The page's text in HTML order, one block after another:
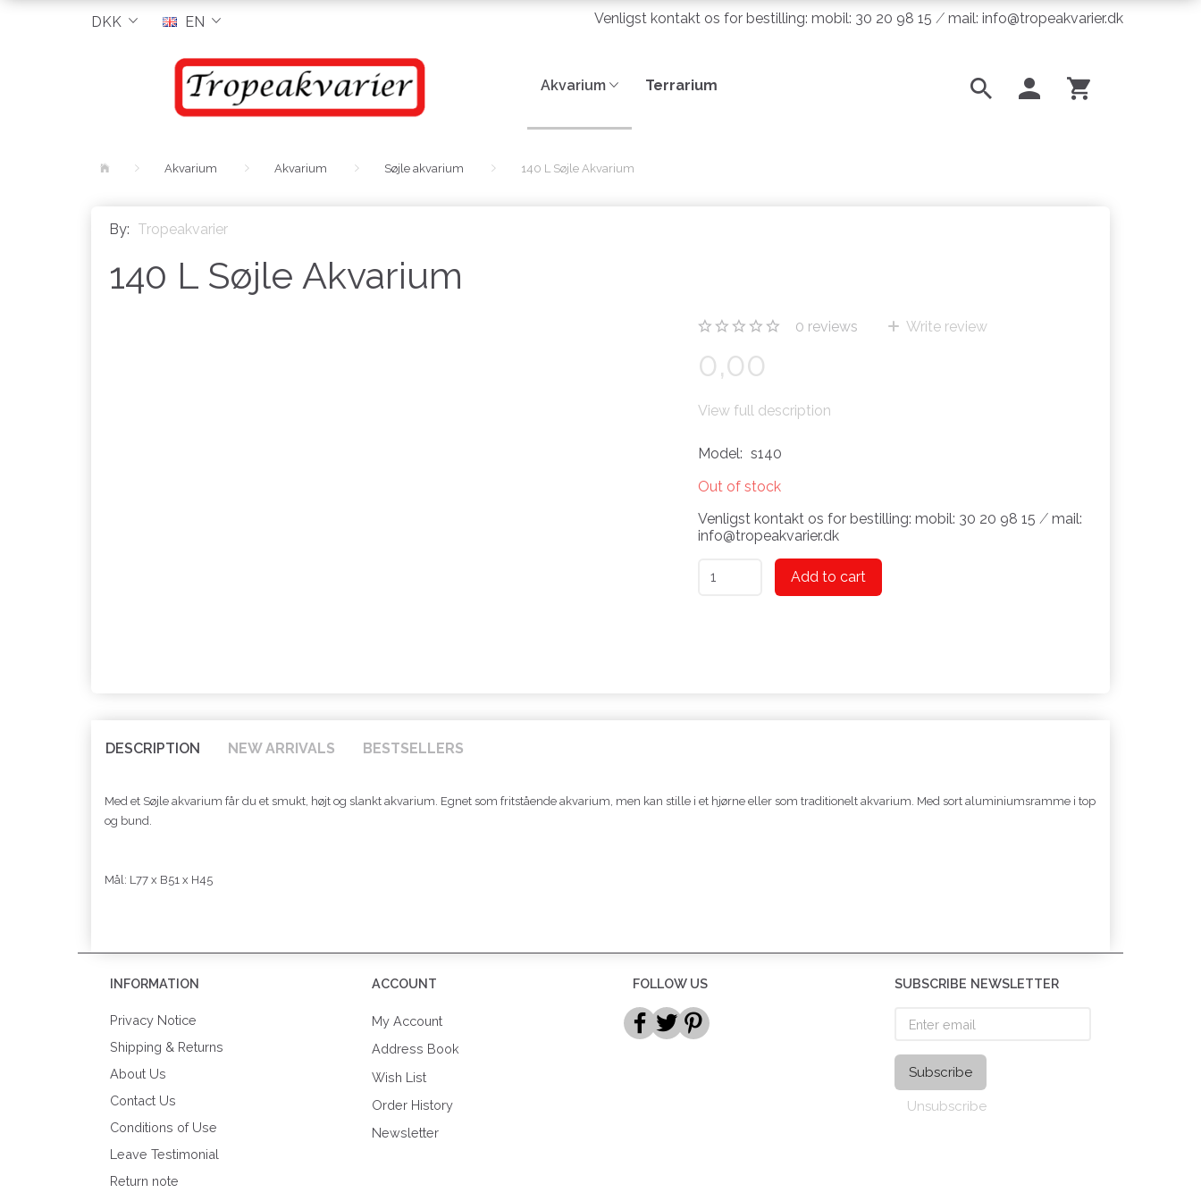
DKK EN Venligst kontakt os for bestilling: mobil: 30 20 98 15 ⁄ mail: info@tropeakvarier.dk
Akvarium Terrarium
Akvarium Akvarium Søjle akvarium 140 L Søjle Akvarium
By: Tropeakvarier
140 L Søjle Akvarium
0 reviews Write review
0,00
View full description
Model: s140
Out of stock
Venligst kontakt os for bestilling: mobil: 30 20 98 15 ⁄ mail:
info@tropeakvarier.dk
Add to cart
DESCRIPTION NEW ARRIVALS BESTSELLERS
Med et Søjle akvarium får du et smukt, højt og slankt akvarium. Egnet som fritstående akvarium, men kan stille i et hjørne eller som traditionelt akvarium. Med sort aluminiumsramme i top
og bund.
Mål: L77 x B51 x H45
INFORMATION
Privacy Notice
Shipping & Returns
About Us
Contact Us
Conditions of Use
Leave Testimonial
Return note
ACCOUNT
My Account
Address Book
Wish List
Order History
Newsletter
FOLLOW US SUBSCRIBE NEWSLETTER
email
Subscribe
Unsubscribe